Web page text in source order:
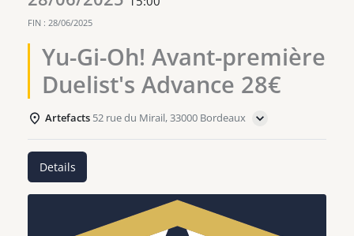
FIN : 28/06/2025
Yu-Gi-Oh! Avant-première
Duelist's Advance 28€
Artefacts 52 rue du Mirail, 33000 Bordeaux
Details